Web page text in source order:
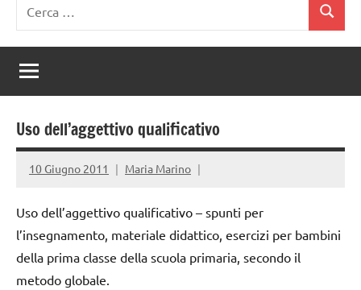
per:
Cerca
Uso dell’aggettivo qualificativo
10 Giugno 2011 Maria Marino
Uso dell’aggettivo qualificativo – spunti per
l’insegnamento, materiale didattico, esercizi per bambini
della prima classe della scuola primaria, secondo il
metodo globale.